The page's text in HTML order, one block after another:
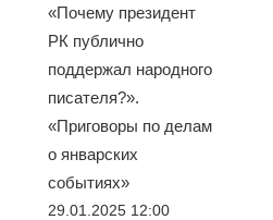
«Почему президент
РК публично
поддержал народного
писателя?».
«Приговоры по делам
о январских
событиях»
29.01.2025 12:00